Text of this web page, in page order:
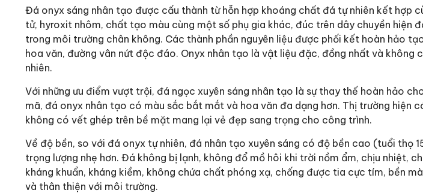
Đá onyx sáng nhân tạo được cấu thành từ hỗn hợp khoáng chất đá tự nhiên kết hợp
tử, hyroxit nhôm, chất tạo màu cùng một số phụ gia khác, đúc trên dây chuyền hiện
trong môi trường chân không. Các thành phần nguyên liệu được phối kết hoàn hảo
hoa văn, đường vân nứt độc đáo. Onyx nhân tạo là vật liệu đặc, đồng nhất và không
nhiên.
Với những ưu điểm vượt trội, đá ngọc xuyên sáng nhân tạo là sự thay thế hoàn hảo
mã, đá onyx nhân tạo có màu sắc bắt mắt và hoa văn đa dạng hơn. Thị trường hiện
không có vết ghép trên bề mặt mang lại vẻ đẹp sang trọng cho công trình.
Về độ bền, so với đá onyx tự nhiên, đá nhân tạo xuyên sáng có độ bền cao (tuổi thọ
trọng lượng nhẹ hơn. Đá không bị lạnh, không đổ mồ hôi khi trời nồm ẩm, chịu nhiệt,
kháng khuẩn, kháng kiềm, không chứa chất phóng xạ, chống được tia cực tím, bền
và thân thiện với môi trường.